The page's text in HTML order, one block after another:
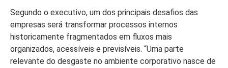
Segundo o executivo, um dos principais desafios das
empresas será transformar processos internos
historicamente fragmentados em fluxos mais
organizados, acessíveis e previsíveis. “Uma parte
relevante do desgaste no ambiente corporativo nasce de